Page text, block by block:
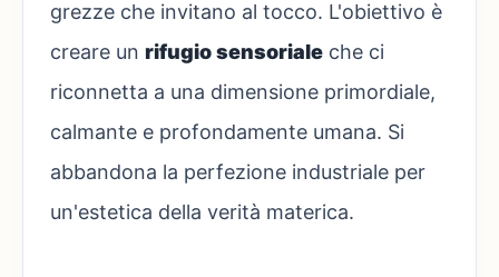
grezze che invitano al tocco. L'obiettivo è
creare un rifugio sensoriale che ci
riconnetta a una dimensione primordiale,
calmante e profondamente umana. Si
abbandona la perfezione industriale per
un'estetica della verità materica.